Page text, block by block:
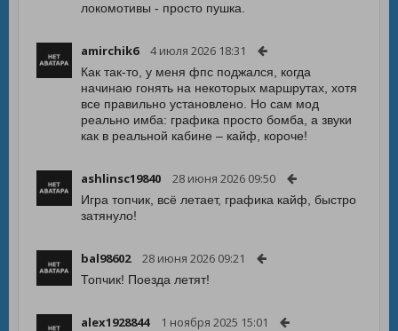
локомотивы - просто пушка.
amirchik6 4 июля 2026 18:31
Как так-то, у меня фпс поджался, когда
начинаю гонять на некоторых маршрутах, хотя
все правильно установлено. Но сам мод
реально имба: графика просто бомба, а звуки
как в реальной кабине – кайф, короче!
ashlinsc19840 28 июня 2026 09:50
Игра топчик, всё летает, графика кайф, быстро
затянуло!
bal98602 28 июня 2026 09:21
Топчик! Поезда летят!
alex1928844 1 ноября 2025 15:01